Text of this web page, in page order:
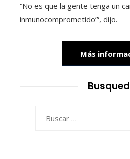
“No es que la gente tenga un
inmunocomprometido’”, dijo.
Más